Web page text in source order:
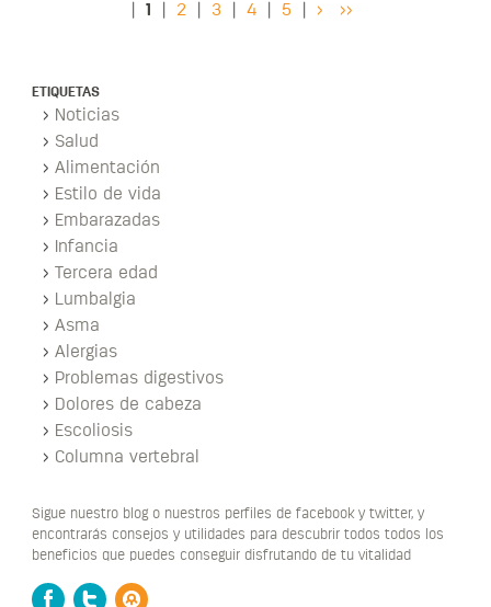
1 2 3 4 5 > >>
ETIQUETAS
Noticias
Salud
Alimentación
Estilo de vida
Embarazadas
Infancia
Tercera edad
Lumbalgia
Asma
Alergias
Problemas digestivos
Dolores de cabeza
Escoliosis
Columna vertebral
Sigue nuestro blog o nuestros perfiles de facebook y twitter, y
encontrarás consejos y utilidades para descubrir todos todos los
beneficios que puedes conseguir disfrutando de tu vitalidad
Facebook
Twitter